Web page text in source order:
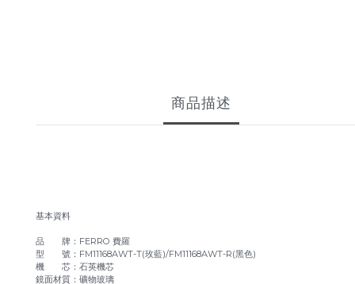
商品描述
基本資料
品 牌：FERRO 費羅
型 號：FM11168AWT-T(玫藍)/FM11168AWT-R(黑色)
機 芯：石英機芯
鏡面材質：礦物玻璃